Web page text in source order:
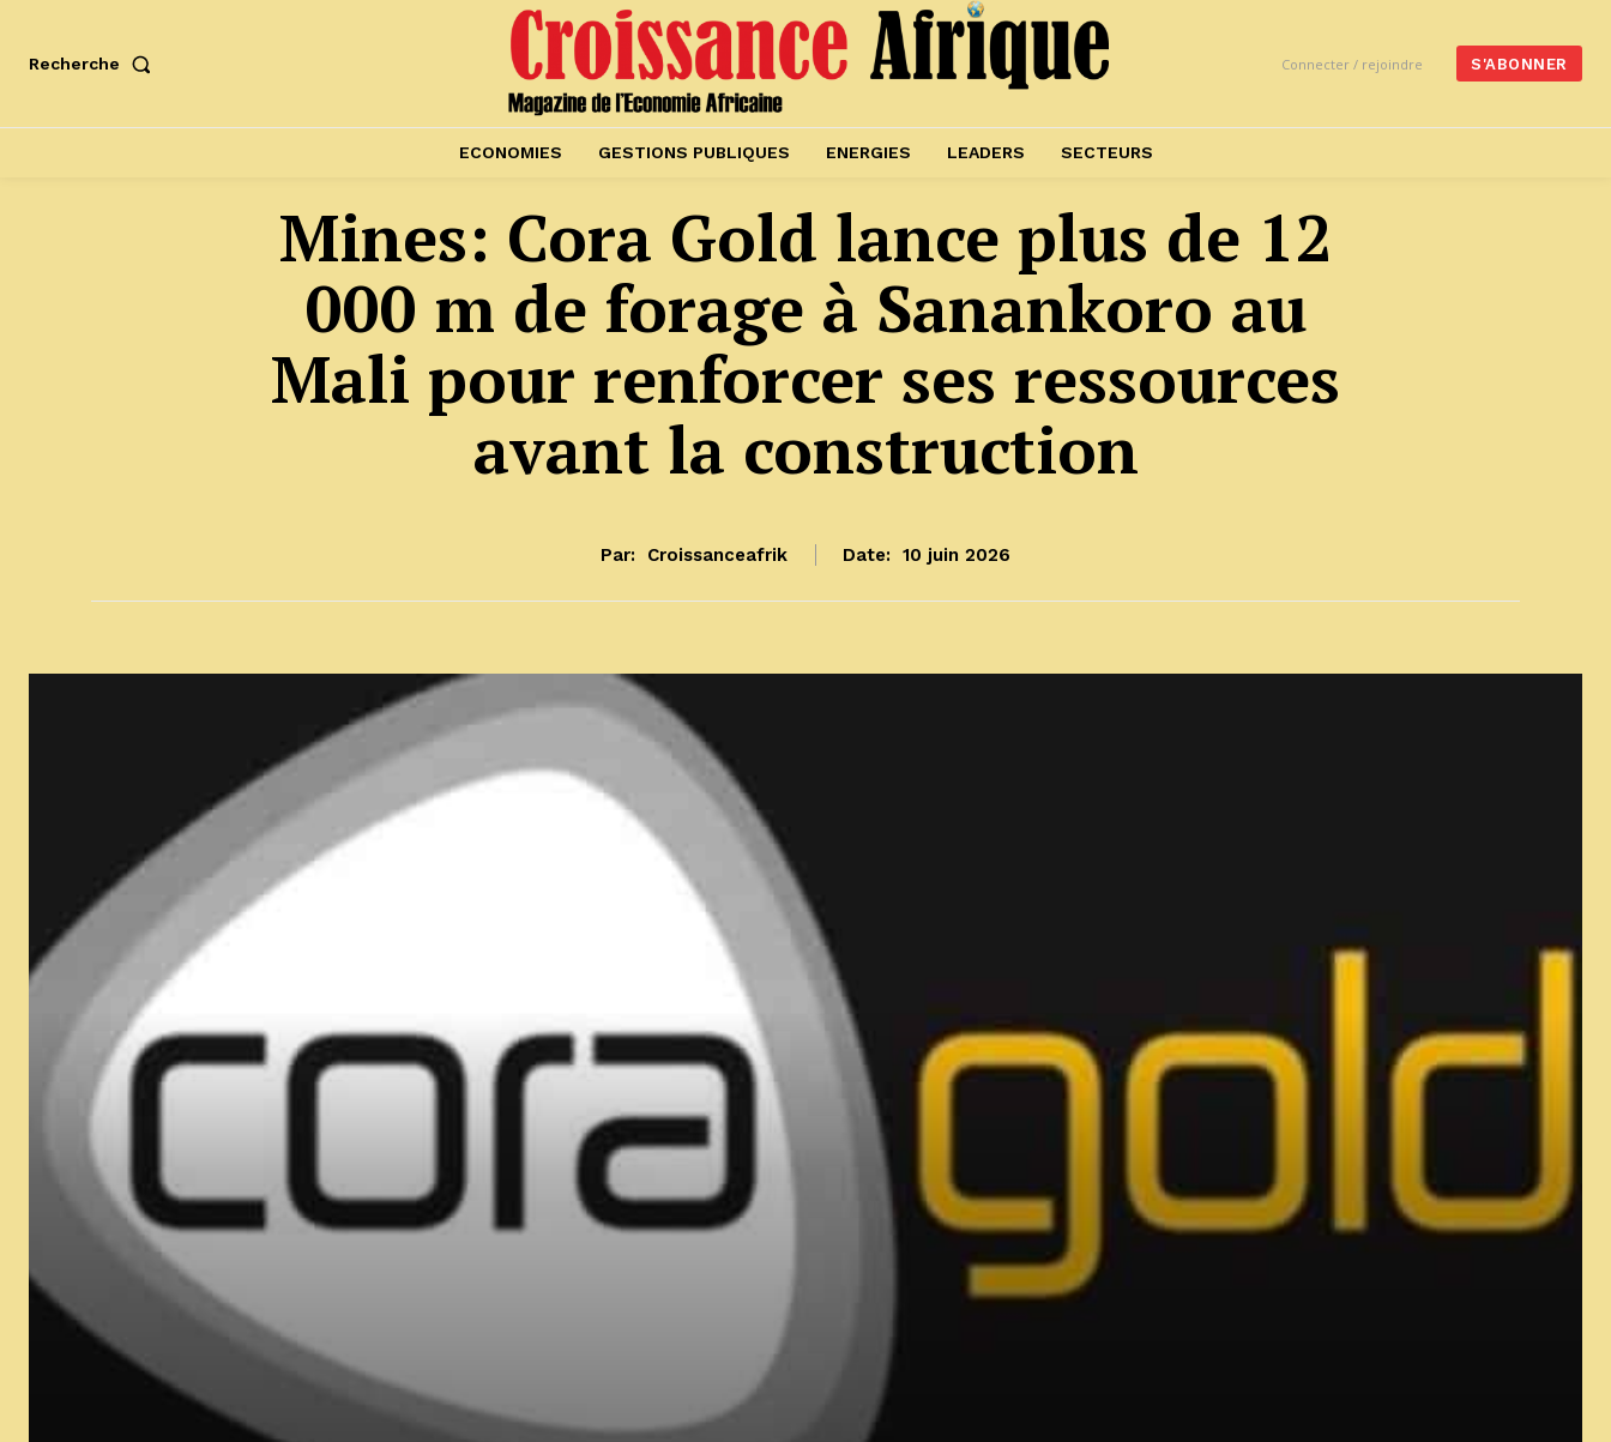
Recherche Connecter / rejoindre S'ABONNER
ECONOMIES GESTIONS PUBLIQUES ENERGIES LEADERS SECTEURS
Mines: Cora Gold lance plus de 12
000 m de forage à Sanankoro au
Mali pour renforcer ses ressources
avant la construction
Par: Croissanceafrik Date: 10 juin 2026